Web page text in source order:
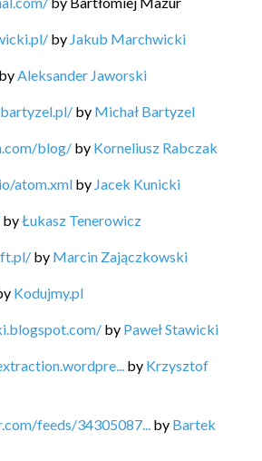
by Jakub Marchwicki
by Aleksander Jaworski
by Michał Bartyzel
blog/ by Korneliusz Rabczak
atom.xml by Jacek Kunicki
byŁukasz Tenerowicz
by Marcin Zajączkowski
Kodujmy.pl
by Paweł Stawicki
by Krzysztof
feeds/34305087... by Bartek